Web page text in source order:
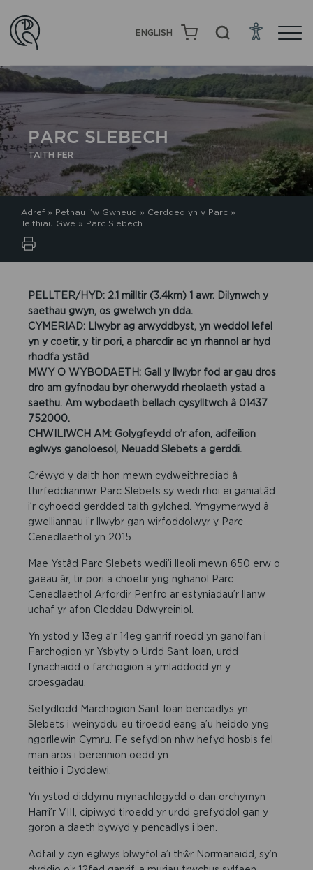
ENGLISH
PARC SLEBECH
TAITH FER
Adref » Pethau i’w Gwneud » Cerdded yn y Parc »
Teithiau Gwe » Parc Slebech
PELLTER/HYD: 2.1 milltir (3.4km) 1 awr. Dilynwch y
saethau gwyn, os gwelwch yn dda.
CYMERIAD: Llwybr ag arwyddbyst, yn weddol lefel
yn y coetir, y tir pori, a pharcdir ac yn rhannol ar hyd
rhodfa ystâd
MWY O WYBODAETH: Gall y llwybr fod ar gau dros
dro am gyfnodau byr oherwydd rheolaeth ystad a
saethu. Am wybodaeth bellach cysylltwch â 01437
752000.
CHWILIWCH AM: Golygfeydd o’r afon, adfeilion
eglwys ganoloesol, Neuadd Slebets a gerddi.
Crëwyd y daith hon mewn cydweithrediad â
thirfeddiannwr Parc Slebets sy wedi rhoi ei ganiatâd
i’r cyhoedd gerdded taith gylched. Ymgymerwyd â
gwelliannau i’r llwybr gan wirfoddolwyr y Parc
Cenedlaethol yn 2015.
Mae Ystâd Parc Slebets wedi’i lleoli mewn 650 erw o
gaeau âr, tir pori a choetir yng nghanol Parc
Cenedlaethol Arfordir Penfro ar estyniadau’r llanw
uchaf yr afon Cleddau Ddwyreiniol.
Yn ystod y 13eg a’r 14eg ganrif roedd yn ganolfan i
Farchogion yr Ysbyty o Urdd Sant Ioan, urdd
fynachaidd o farchogion a ymladdodd yn y
croesgadau.
Sefydlodd Marchogion Sant Ioan bencadlys yn
Slebets i weinyddu eu tiroedd eang a’u heiddo yng
ngorllewin Cymru. Fe sefydlon nhw hefyd hosbis fel
man aros i bererinion oedd yn
teithio i Dyddewi.
Yn ystod diddymu mynachlogydd o dan orchymyn
Harri’r VIII, cipiwyd tiroedd yr urdd grefyddol gan y
goron a daeth bywyd y pencadlys i ben.
Adfail y cyn eglwys blwyfol a’i thŵr Normanaidd, sy’n